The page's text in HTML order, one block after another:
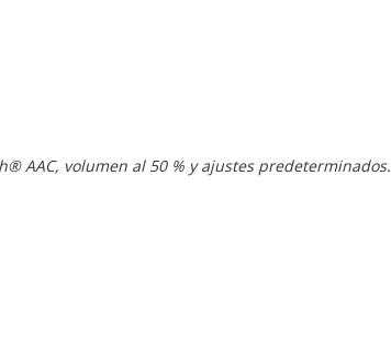
AAC, volumen al 50 % y ajustes predeterminados.